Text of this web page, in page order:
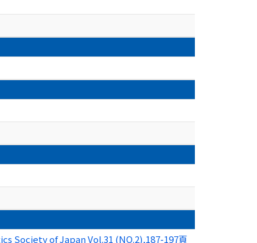
Society of Japan Vol.31 (NO.2),187-197頁